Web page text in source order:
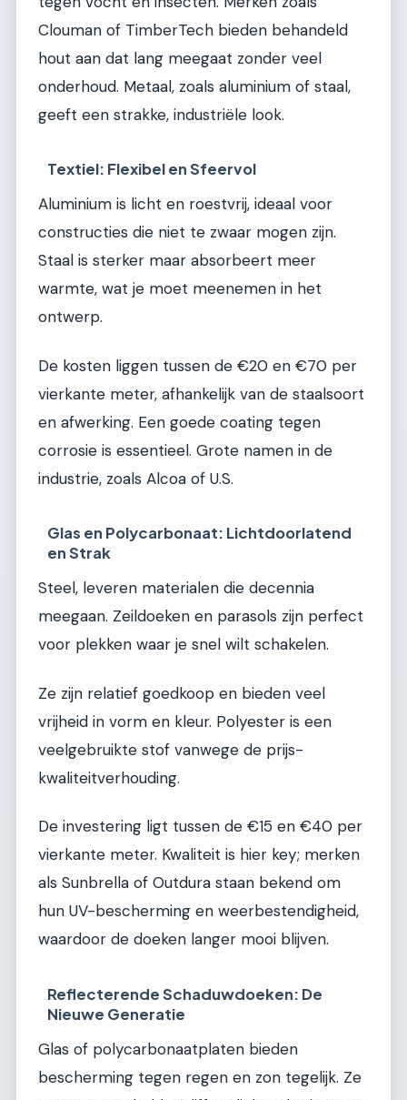
Clouman of TimberTech bieden behandeld
hout aan dat lang meegaat zonder veel
onderhoud. Metaal, zoals aluminium of staal,
geeft een strakke, industriële look.
Textiel: Flexibel en Sfeervol
Aluminium is licht en roestvrij, ideaal voor
constructies die niet te zwaar mogen zijn.
Staal is sterker maar absorbeert meer
warmte, wat je moet meenemen in het
ontwerp.
De kosten liggen tussen de €20 en €70 per
vierkante meter, afhankelijk van de staalsoort
en afwerking. Een goede coating tegen
corrosie is essentieel. Grote namen in de
industrie, zoals Alcoa of U.S.
Glas en Polycarbonaat: Lichtdoorlatend
en Strak
Steel, leveren materialen die decennia
meegaan. Zeildoeken en parasols zijn perfect
voor plekken waar je snel wilt schakelen.
Ze zijn relatief goedkoop en bieden veel
vrijheid in vorm en kleur. Polyester is een
veelgebruikte stof vanwege de prijs-
kwaliteitverhouding.
De investering ligt tussen de €15 en €40 per
vierkante meter. Kwaliteit is hier key; merken
als Sunbrella of Outdura staan bekend om
hun UV-bescherming en weerbestendigheid,
waardoor de doeken langer mooi blijven.
Reflecterende Schaduwdoeken: De
Nieuwe Generatie
Glas of polycarbonaatplaten bieden
bescherming tegen regen en zon tegelijk. Ze